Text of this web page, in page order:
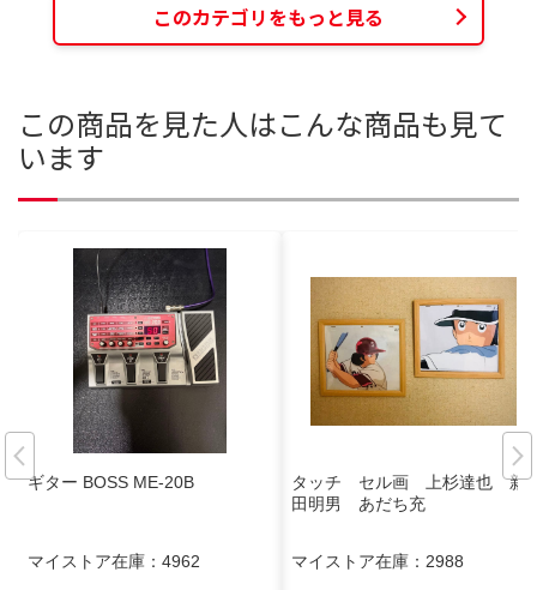
このカテゴリをもっと見る
この商品を見た人はこんな商品も見て
います
ギター BOSS ME-20B
マイストア在庫： 4962
タッチ セル画 上杉達也 新
田明男 あだち充
マイストア在庫： 2988